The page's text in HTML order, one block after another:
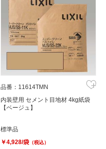
品番：11614TMN
内装壁用 セメント目地材 4kg紙袋
【ベージュ】
標準品
￥4,928/袋 （税込）